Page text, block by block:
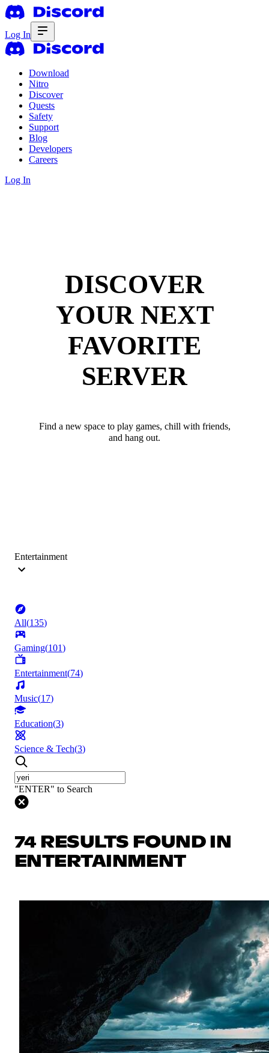
Log In
Download
Nitro
Discover
Quests
Safety
Support
Blog
Developers
Careers
Log In
DISCOVER
YOUR NEXT
FAVORITE
SERVER
Find a new space to play games, chill with friends,
and hang out.
Entertainment
All(135)
Gaming(101)
Entertainment(74)
Music(17)
Education(3)
Science & Tech(3)
"ENTER" to Search
74 RESULTS FOUND IN
ENTERTAINMENT